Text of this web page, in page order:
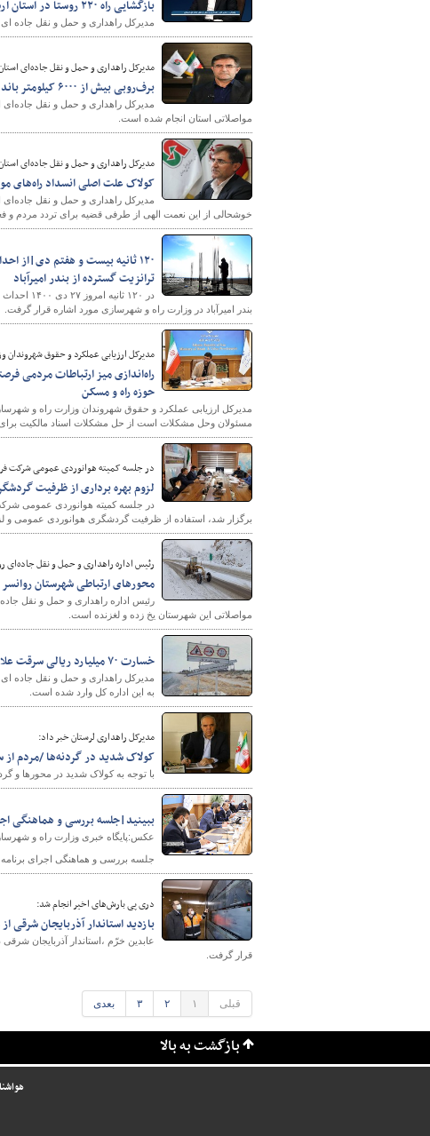
بازگشایی راه ۲۲۰ روستا در استان اردبیل
مدیرکل راهداری و حمل و نقل جاده ای استان اردبیل از
مدیرکل راهداری و حمل و نقل جاده‌ای
برف‌روبی بیش از ۶۰۰۰ کیلومتر باند از راه‌های استان اردبیل
مواصلاتی استان انجام شده است.
مدیرکل راهداری و حمل و نقل جاده‌ای
کولاک علت اصلی انسداد راه‌های
خوشحالی از این نعمت الهی از طرفی قضیه برای تردد مردم و
ترانزیت گسترده از بندر امیرآباد
بندر امیرآباد در وزارت راه و شهرسازی مورد اشاره قرار گرفت.
مدیرکل ارزیابی عملکرد و حقوق شهروندان
راه‌اندازی میز ارتباطات مردمی
حوزه راه و مسکن
مدیرکل ارزیابی عملکرد و حقوق شهروندان وزارت راه و
مسئولان وحل مشکلات است از حل مشکلات اسناد مالکیت برای
در جلسه کمیته هوانوردی عمومی شرکت
لزوم بهره برداری از ظرفیت
در جلسه کمیته هوانوردی عمومی
برگزار شد، استفاده از ظرفیت گردشگری هوانوردی عمومی و
رئیس اداره راهداری و حمل و نقل جاده‌ای
محورهای ارتباطی شهرستان
رئیس اداره راهداری و حمل و نقل
مواصلاتی این شهرستان یخ زده و لغزنده است.
خسارت ۷۰ میلیارد ریالی سرقت علائم و تجهیزات جاده‌ای در خوزستان
به این اداره کل وارد شده است.
مدیرکل راهداری لرستان خبر داد:
کولاک شدید در گردنه‌ها /مردم
با توجه به کولاک شدید در محورها و
ببینید|جلسه بررسی و هماهنگی
عکس:پایگاه خبری وزارت راه و
جلسه بررسی و هماهنگی اجرای
دری پی بارش‌های اخیر انجام شد:
بازدید استاندار آذربایجان
عابدین خرّم ،استاندار آذربایجان
قرار گرفت.
قبلی ۱ ۲ ۳ بعدی
بازگشت به بالا